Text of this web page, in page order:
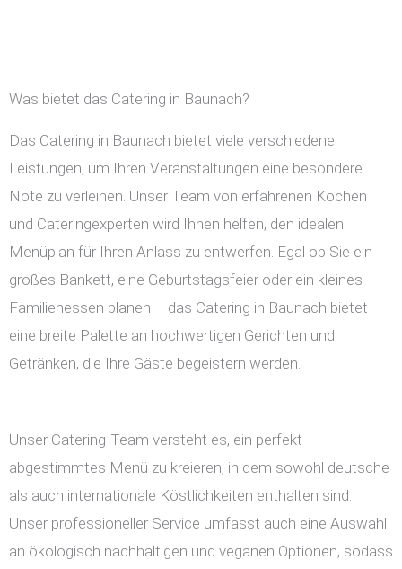
Was bietet das Catering in Baunach?
Das Catering in Baunach bietet viele verschiedene
Leistungen, um Ihren Veranstaltungen eine besondere
Note zu verleihen. Unser Team von erfahrenen Köchen
und Cateringexperten wird Ihnen helfen, den idealen
Menüplan für Ihren Anlass zu entwerfen. Egal ob Sie ein
großes Bankett, eine Geburtstagsfeier oder ein kleines
Familienessen planen – das Catering in Baunach bietet
eine breite Palette an hochwertigen Gerichten und
Getränken, die Ihre Gäste begeistern werden.
Unser Catering-Team versteht es, ein perfekt
abgestimmtes Menü zu kreieren, in dem sowohl deutsche
als auch internationale Köstlichkeiten enthalten sind.
Unser professioneller Service umfasst auch eine Auswahl
an ökologisch nachhaltigen und veganen Optionen, sodass